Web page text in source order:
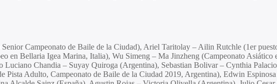
Campeonato de Baile de la Ciudad), Ariel Taritolay – Ailin Rutchle (1er
en Bellaria Igea Marina, Italia), Wu Simeng – Ma Jinzheng (Campeonato
Chandia – Suyay Quiroga (Argentina), Sebastian Bolivar – Cynthia
Pista Adulto, Campeonato de Baile de la Ciudad 2019, Argentina), Edwin